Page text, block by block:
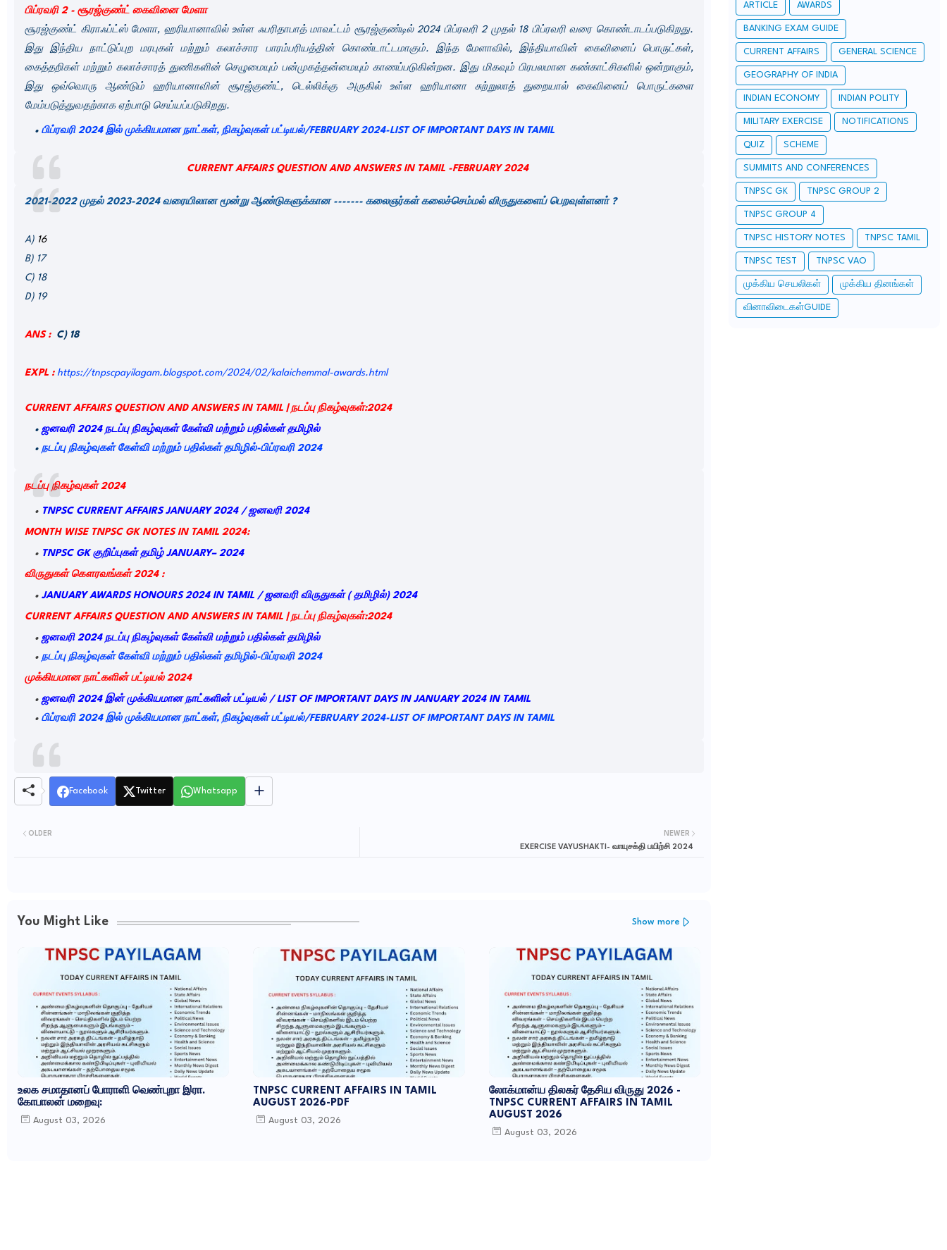
பிப்ரவரி 2 - சூரஜ்குண்ட் கைவினை மேளா
சூரஜ்குண்ட் கிராஃப்ட்ஸ் மேளா, ஹரியானாவில் உள்ள ஃபரிதாபாத் மாவட்டம் சூரஜ்குண்டில் 2024 பிப்ரவரி 2 முதல் 18 பிப்ரவரி வரை கொண்டாடப்படுகிறது.
இது இந்திய நாட்டுப்புற மரபுகள் மற்றும் கலாச்சார பாரம்பரியத்தின் கொண்டாட்டமாகும். இந்த மேளாவில், இந்தியாவின் கைவினைப் பொருட்கள்,
கைத்தறிகள் மற்றும் கலாச்சாரத் துணிகளின் செழுமையும் பன்முகத்தன்மையும் காணப்படுகின்றன. இது மிகவும் பிரபலமான கண்காட்சிகளில் ஒன்றாகும்,
இது ஒவ்வொரு ஆண்டும் ஹரியானாவின் சூரஜ்குண்ட், டெல்லிக்கு அருகில் உள்ள ஹரியானா சுற்றுலாத் துறையால் கைவினைப் பொருட்களை
மேம்படுத்துவதற்காக ஏற்பாடு செய்யப்படுகிறது.
பிப்ரவரி 2024 இல் முக்கியமான நாட்கள், நிகழ்வுகள் பட்டியல்/FEBRUARY 2024-LIST OF IMPORTANT DAYS IN TAMIL
CURRENT AFFAIRS QUESTION AND ANSWERS IN TAMIL -FEBRUARY 2024
2021-2022 முதல் 2023-2024 வரையிலான மூன்று ஆண்டுகளுக்கான ------- கலைஞர்கள் கலைச்செம்மல் விருதுகளைப் பெறவுள்ளனா்?
A) 16
B) 17
C) 18
D) 19
ANS : C) 18
EXPL : https://tnpscpayilagam.blogspot.com/2024/02/kalaichemmal-awards.html
CURRENT AFFAIRS QUESTION AND ANSWERS IN TAMIL |நடப்பு நிகழ்வுகள்:2024
ஜனவரி2024 நடப்பு நிகழ்வுகள் கேள்வி மற்றும் பதில்கள் தமிழில்
நடப்பு நிகழ்வுகள் கேள்வி மற்றும் பதில்கள் தமிழில்-பிப்ரவரி 2024
நடப்பு நிகழ்வுகள்2024
TNPSC CURRENT AFFAIRS JANUARY 2024 /ஜனவரி2024
MONTH WISE TNPSC GK NOTES IN TAMIL 2024:
TNPSC GK குறிப்புகள் தமிழ்JANUARY– 2024
விருதுகள் கௌரவங்கள்2024 :
JANUARY AWARDS HONOURS 2024 IN TAMIL /ஜனவரி விருதுகள்( தமிழில்) 2024
CURRENT AFFAIRS QUESTION AND ANSWERS IN TAMIL |நடப்பு நிகழ்வுகள்:2024
ஜனவரி2024 நடப்பு நிகழ்வுகள் கேள்வி மற்றும் பதில்கள் தமிழில்
நடப்பு நிகழ்வுகள் கேள்வி மற்றும் பதில்கள் தமிழில்-பிப்ரவரி 2024
முக்கியமான நாட்களின் பட்டியல்2024
ஜனவரி2024 இன் முக்கியமான நாட்களின் பட்டியல்/ LIST OF IMPORTANT DAYS IN JANUARY 2024 IN TAMIL
பிப்ரவரி 2024 இல் முக்கியமான நாட்கள், நிகழ்வுகள் பட்டியல்/FEBRUARY 2024-LIST OF IMPORTANT DAYS IN TAMIL
Facebook Twitter Whatsapp
NEWER
EXERCISE VAYUSHAKTI- வாயுசக்தி பயிற்சி 2024
OLDER
You Might Like Show more
உலக சமாதானப் போராளி வெண்புறா இரா.
கோபாலன் மறைவு:
August 03, 2026
TNPSC CURRENT AFFAIRS IN TAMIL
AUGUST 2026-PDF
August 03, 2026
லோக்மான்ய திலகர் தேசிய விருது 2026 -
TNPSC CURRENT AFFAIRS IN TAMIL
AUGUST 2026
August 03, 2026
ARTICLE AWARDS
BANKING EXAM GUIDE
CURRENT AFFAIRS GENERAL SCIENCE
GEOGRAPHY OF INDIA
INDIAN ECONOMY INDIAN POLITY
MILITARY EXERCISE NOTIFICATIONS
QUIZ SCHEME
SUMMITS AND CONFERENCES
TNPSC GK TNPSC GROUP 2
TNPSC GROUP 4
TNPSC HISTORY NOTES TNPSC TAMIL
TNPSC TEST TNPSC VAO
முக்கிய செயலிகள் முக்கிய தினங்கள்
வினாவிடைகள்GUIDE